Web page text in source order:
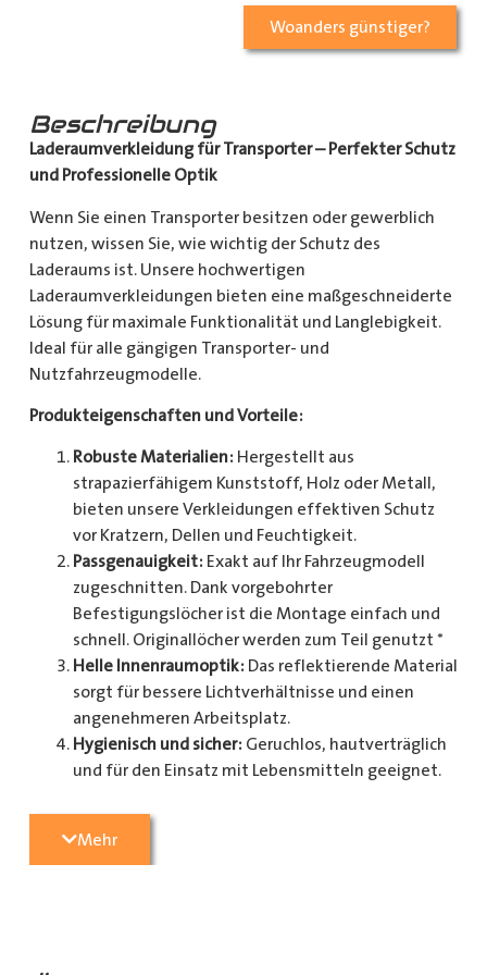
Woanders günstiger?
Beschreibung
Laderaumverkleidung für Transporter – Perfekter Schutz
und Professionelle Optik
Wenn Sie einen Transporter besitzen oder gewerblich
nutzen, wissen Sie, wie wichtig der Schutz des
Laderaums ist. Unsere hochwertigen
Laderaumverkleidungen bieten eine maßgeschneiderte
Lösung für maximale Funktionalität und Langlebigkeit.
Ideal für alle gängigen Transporter- und
Nutzfahrzeugmodelle.
Produkteigenschaften und Vorteile:
Robuste Materialien: Hergestellt aus
strapazierfähigem Kunststoff, Holz oder Metall,
bieten unsere Verkleidungen effektiven Schutz
vor Kratzern, Dellen und Feuchtigkeit.
Passgenauigkeit: Exakt auf Ihr Fahrzeugmodell
zugeschnitten. Dank vorgebohrter
Befestigungslöcher ist die Montage einfach und
schnell. Originallöcher werden zum Teil genutzt *
Helle Innenraumoptik: Das reflektierende Material
sorgt für bessere Lichtverhältnisse und einen
angenehmeren Arbeitsplatz.
Hygienisch und sicher: Geruchlos, hautverträglich
und für den Einsatz mit Lebensmitteln geeignet.
Radkastenschutz, großflächigen Seitenteilen und
mehr.
Mehr